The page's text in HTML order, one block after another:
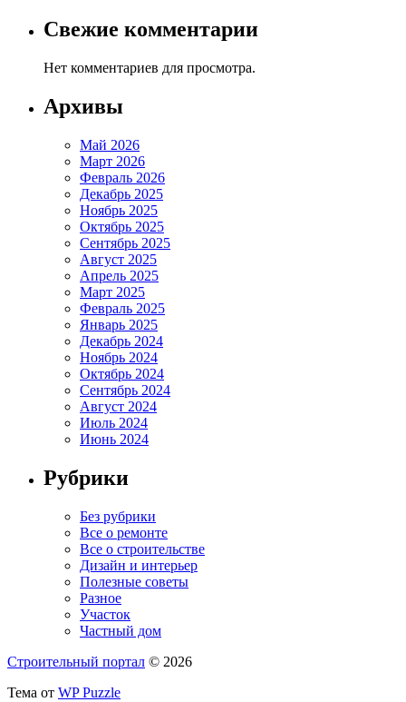
Свежие комментарии
Нет комментариев для просмотра.
Архивы
Май 2026
Март 2026
Февраль 2026
Декабрь 2025
Ноябрь 2025
Октябрь 2025
Сентябрь 2025
Август 2025
Апрель 2025
Март 2025
Февраль 2025
Январь 2025
Декабрь 2024
Ноябрь 2024
Октябрь 2024
Сентябрь 2024
Август 2024
Июль 2024
Июнь 2024
Рубрики
Без рубрики
Все о ремонте
Все о строительстве
Дизайн и интерьер
Полезные советы
Разное
Участок
Частный дом
Строительный портал © 2026
Тема от WP Puzzle